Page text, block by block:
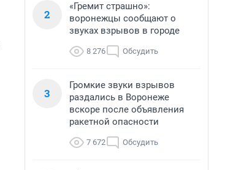
2
«Гремит страшно»:
воронежцы сообщают о
звуках взрывов в городе
8 276 Обсудить
3
Громкие звуки взрывов
раздались в Воронеже
вскоре после объявления
ракетной опасности
7 672 Обсудить